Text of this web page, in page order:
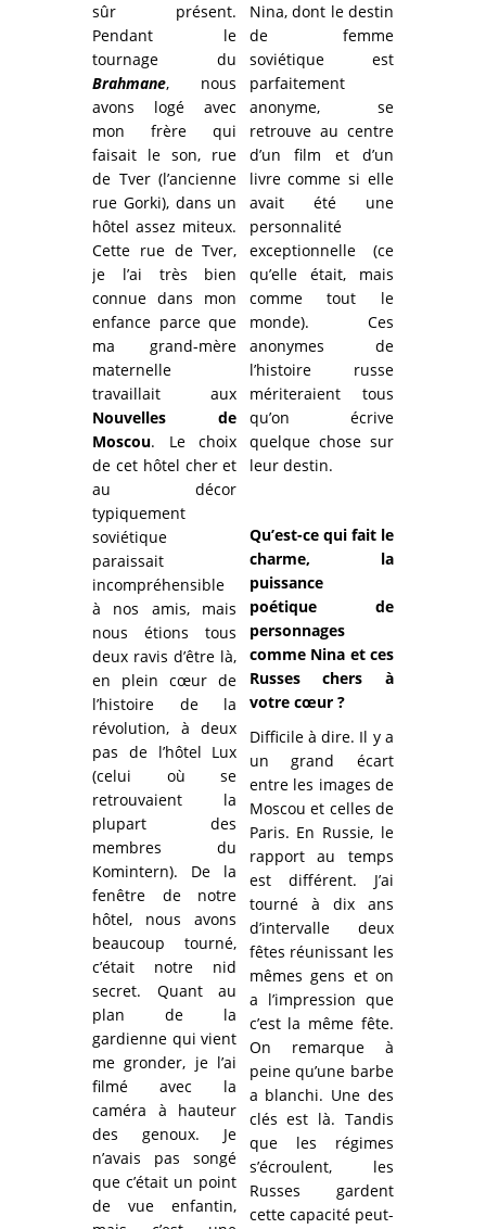
sûr présent.
Pendant le
tournage du
Brahmane, nous
avons logé avec
mon frère qui
faisait le son, rue
de Tver (l’ancienne
rue Gorki), dans un
hôtel assez miteux.
Cette rue de Tver,
je l’ai très bien
connue dans mon
enfance parce que
ma grand-mère
maternelle
travaillait aux
Nouvelles de
Moscou. Le choix
de cet hôtel cher et
au décor
typiquement
soviétique
paraissait
incompréhensible
à nos amis, mais
nous étions tous
deux ravis d’être là,
en plein cœur de
l’histoire de la
révolution, à deux
pas de l’hôtel Lux
(celui où se
retrouvaient la
plupart des
membres du
Komintern). De la
fenêtre de notre
hôtel, nous avons
beaucoup tourné,
c’était notre nid
secret. Quant au
plan de la
gardienne qui vient
me gronder, je l’ai
filmé avec la
caméra à hauteur
des genoux. Je
n’avais pas songé
que c’était un point
de vue enfantin,
Nina, dont le destin
de femme
soviétique est
parfaitement
anonyme, se
retrouve au centre
d’un film et d’un
livre comme si elle
avait été une
personnalité
exceptionnelle (ce
qu’elle était, mais
comme tout le
monde). Ces
anonymes de
l’histoire russe
mériteraient tous
qu’on écrive
quelque chose sur
leur destin.
Qu’est-ce qui fait le
charme, la
puissance
poétique de
personnages
comme Nina et ces
Russes chers à
votre cœur ?
Difficile à dire. Il y a
un grand écart
entre les images de
Moscou et celles de
Paris. En Russie, le
rapport au temps
est différent. J’ai
tourné à dix ans
d’intervalle deux
fêtes réunissant les
mêmes gens et on
a l’impression que
c’est la même fête.
On remarque à
peine qu’une barbe
a blanchi. Une des
clés est là. Tandis
que les régimes
s’écroulent, les
Russes gardent
cette capacité peut-